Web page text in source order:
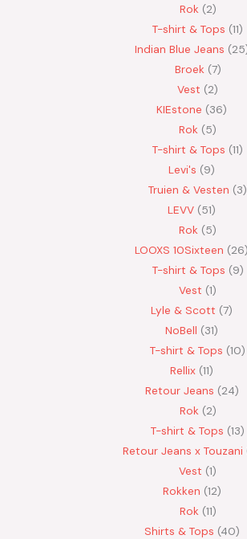
Rok 2
T-shirt & Tops 11
Indian Blue Jeans 25
Broek 7
Vest
2
KIEstone
36
Rok 5
T-shirt & Tops 11
Levi's
9
Truien & Vesten
3
LEVV 51
Rok 5
LOOXS 10Sixteen
26
T-shirt & Tops 9
Vest 1
Lyle & Scott 7
NoBell
31
T-shirt & Tops 10
Rellix 11
Retour Jeans 24
Rok 2
T-shirt & Tops 13
Retour Jeans x Touzani
Vest 1
Rokken 12
Rok 11
Shirts & Tops 40